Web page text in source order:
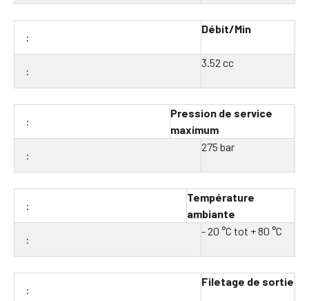
Débit/Min
3.52 cc
Pression de service
maximum
275 bar
Température
ambiante
- 20 °C tot + 80 °C
Filetage de sortie